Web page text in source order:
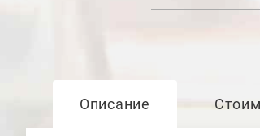
Описание